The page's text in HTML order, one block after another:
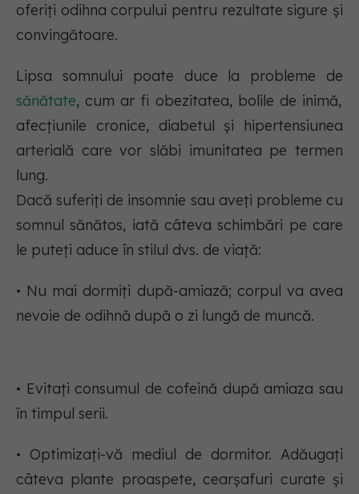
oferiți odihna corpului pentru rezultate sigure și
convingătoare.
Lipsa somnului poate duce la probleme de
sănătate, cum ar fi obezitatea, bolile de inimă,
afecțiunile cronice, diabetul și hipertensiunea
arterială care vor slăbi imunitatea pe termen
lung.
Dacă suferiți de insomnie sau aveți probleme cu
somnul sănătos, iată câteva schimbări pe care
le puteți aduce în stilul dvs. de viață:
• Nu mai dormiți după-amiază; corpul va avea
nevoie de odihnă după o zi lungă de muncă.
• Evitați consumul de cofeină după amiaza sau
în timpul serii.
• Optimizați-vă mediul de dormitor. Adăugați
câteva plante proaspete, cearșafuri curate și